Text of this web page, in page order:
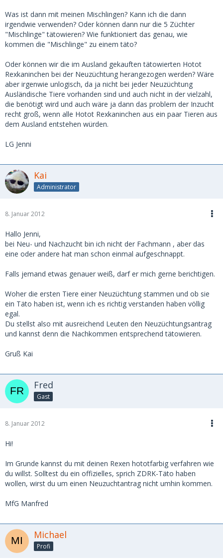
Was ist dann mit meinen Mischlingen? Kann ich die dann
irgendwie verwenden? Oder können dann nur die 5 Züchter
"Mischlinge" tätowieren? Wie funktioniert das genau, wie
kommen die "Mischlinge" zu einem täto?
Oder können wir die im Ausland gekauften tätowierten Hotot
Rexkaninchen bei der Neuzüchtung herangezogen werden? Wäre
aber irgenwie unlogisch, da ja nicht bei jeder Neuzüchtung
Ausländische Tiere vorhanden sind und auch nicht in der vielzahl,
die benötigt wird und auch wäre ja dann das problem der Inzucht
recht groß, wenn alle Hotot Rexkaninchen aus ein paar Tieren aus
dem Ausland entstehen würden.
LG Jenni
Kai
Administrator
8. Januar 2012
Hallo Jenni,
bei Neu- und Nachzucht bin ich nicht der Fachmann , aber das
eine oder andere hat man schon einmal aufgeschnappt.
Falls jemand etwas genauer weiß, darf er mich gerne berichtigen.
Woher die ersten Tiere einer Neuzüchtung stammen und ob sie
ein Täto haben ist, wenn ich es richtig verstanden haben völlig
egal.
Du stellst also mit ausreichend Leuten den Neuzüchtungsantrag
und kannst denn die Nachkommen entsprechend tätowieren.
Gruß Kai
Fred
Gast
8. Januar 2012
Hi!
Im Grunde kannst du mit deinen Rexen hototfarbig verfahren wie
du willst. Solltest du ein offizielles, sprich ZDRK-Täto haben
wollen, wirst du um einen Neuzuchtantrag nicht umhin kommen.
MfG Manfred
Michael
Profi